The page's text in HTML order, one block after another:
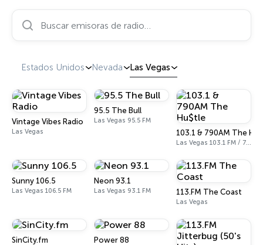
Estados Unidos Nevada Las Vegas
Vintage Vibes Radio
Las Vegas
95.5 The Bull
Las Vegas 95.5 FM
103.1 & 790AM The
Las Vegas 103.1 FM / 790 AM
Sunny 106.5
Las Vegas 106.5 FM
Neon 93.1
Las Vegas 93.1 FM 113.FM The Coast
Las Vegas
SinCity.fm Power 88